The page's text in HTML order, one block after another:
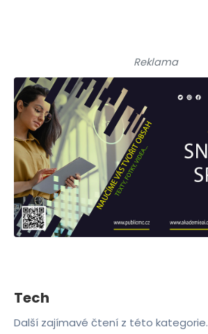
Reklama
Tech
Další zajímavé čtení z této kategorie.